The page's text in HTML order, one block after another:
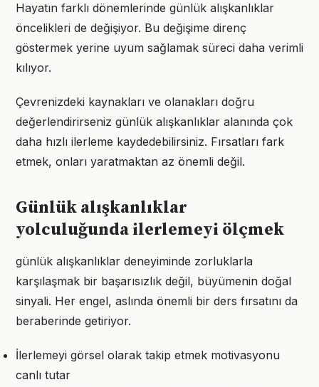
Hayatın farklı dönemlerinde günlük alışkanlıklar
öncelikleri de değişiyor. Bu değişime direnç
göstermek yerine uyum sağlamak süreci daha verimli
kılıyor.
Çevrenizdeki kaynakları ve olanakları doğru
değerlendirirseniz günlük alışkanlıklar alanında çok
daha hızlı ilerleme kaydedebilirsiniz. Fırsatları fark
etmek, onları yaratmaktan az önemli değil.
Günlük alışkanlıklar
yolculuğunda ilerlemeyi ölçmek
günlük alışkanlıklar deneyiminde zorluklarla
karşılaşmak bir başarısızlık değil, büyümenin doğal
sinyali. Her engel, aslında önemli bir ders fırsatını da
beraberinde getiriyor.
İlerlemeyi görsel olarak takip etmek motivasyonu
canlı tutar